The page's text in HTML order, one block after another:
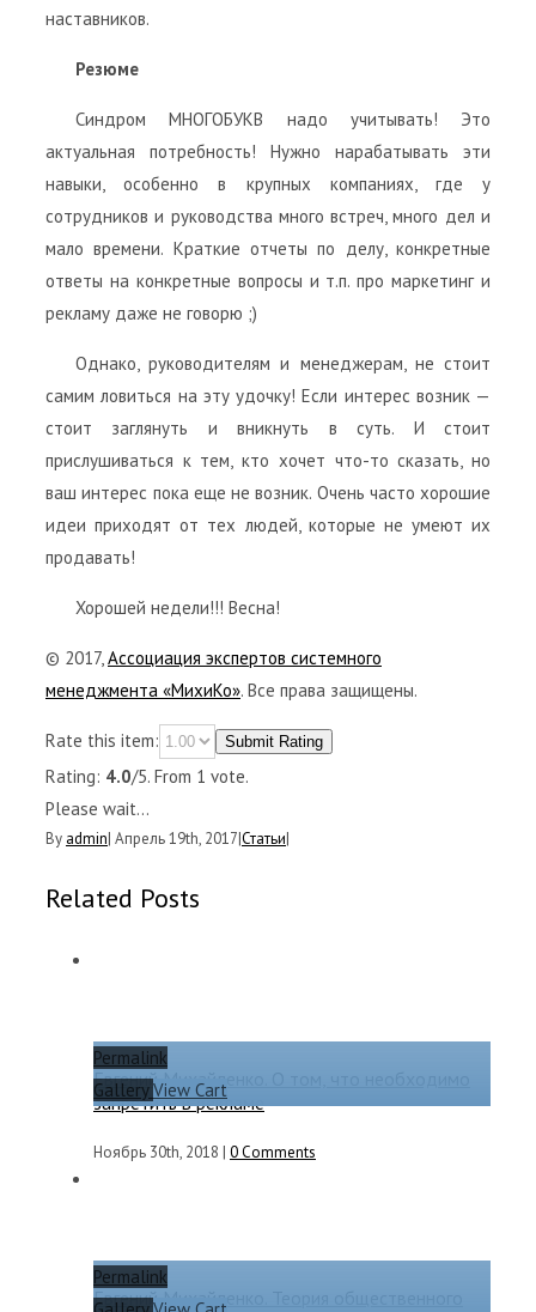
наставников.
Резюме
Синдром МНОГОБУКВ надо учитывать! Это
актуальная потребность! Нужно нарабатывать эти
навыки, особенно в крупных компаниях, где у
сотрудников и руководства много встреч, много дел и
мало времени. Краткие отчеты по делу, конкретные
ответы на конкретные вопросы и т.п. про маркетинг и
рекламу даже не говорю ;)
Однако, руководителям и менеджерам, не стоит
самим ловиться на эту удочку! Если интерес возник —
стоит заглянуть и вникнуть в суть. И стоит
прислушиваться к тем, кто хочет что-то сказать, но
ваш интерес пока еще не возник. Очень часто хорошие
идеи приходят от тех людей, которые не умеют их
продавать!
Хорошей недели!!! Весна!
© 2017,Ассоциация экспертов системного
менеджмента «МихиКо». Все права защищены.
Rate this item: Submit Rating
Rating: 4.0/5. From 1 vote.
Please wait...
By admin| Апрель 19th, 2017|Статьи|
Related Posts
Permalink
GalleryView Cart
Евгений Михайленко. О том, что необходимо
запретить в рекламе
Ноябрь 30th, 2018 | 0 Comments
Permalink
Евгений Михайленко. Теория общественного